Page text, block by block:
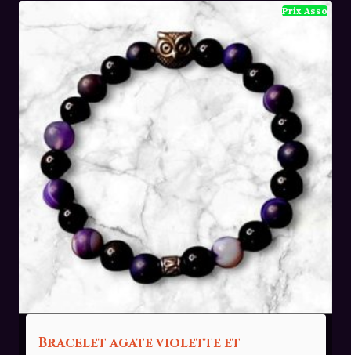
Bracelet agate violette et